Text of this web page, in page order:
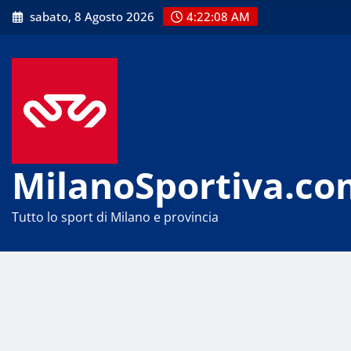
Skip
to
sabato, 8 Agosto 2026 4:22:08 AM
Tutto lo sport di Milano e provincia